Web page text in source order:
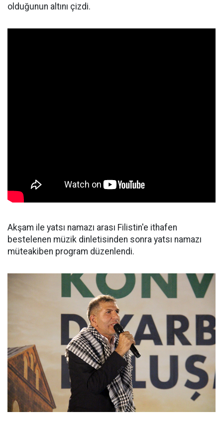
olduğunun altını çizdi.
Akşam ile yatsı namazı arası Filistin'e ithafen
bestelenen müzik dinletisinden sonra yatsı namazı
müteakiben program düzenlendi.